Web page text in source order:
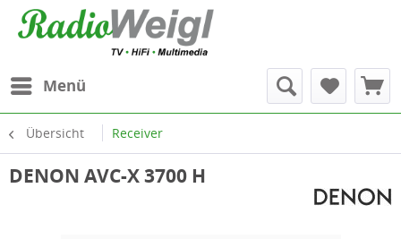
Menü
Übersicht Receiver
DENON AVC-X 3700 H